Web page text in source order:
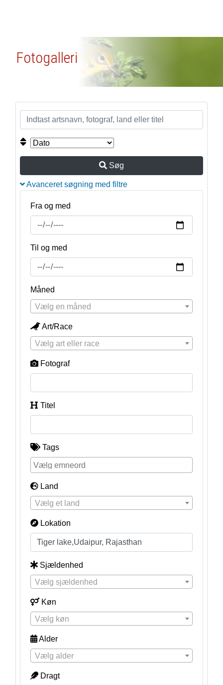
Fotogalleri
Søg
Avanceret søgning med filtre
Fra og med
Til og med
Måned
Vælg en måned
Art/Race
Vælg art eller race
Fotograf
Titel
Tags
Land
Vælg et land
Lokation
Sjældenhed
Vælg sjældenhed
Køn
Vælg køn
Alder
Vælg alder
Dragt